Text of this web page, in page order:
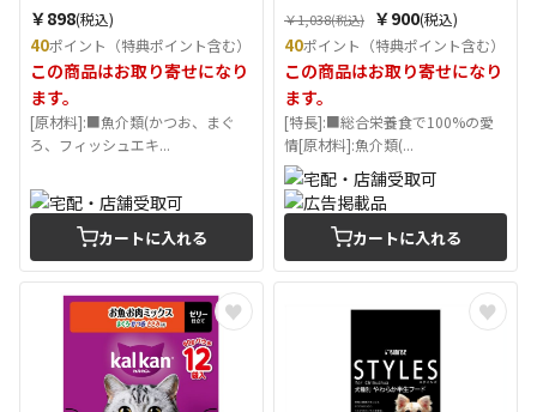
￥898(税込)
40ポイント（特典ポイント含む）
この商品はお取り寄せになり
ます。
[原材料]:■魚介類(かつお、まぐ
ろ、フィッシュエキ...
カートに入れる
￥1,038(税込) ￥900(税込)
40ポイント（特典ポイント含む）
この商品はお取り寄せになり
ます。
[特長]:■総合栄養食で100%の愛
情[原材料]:魚介類(...
カートに入れる